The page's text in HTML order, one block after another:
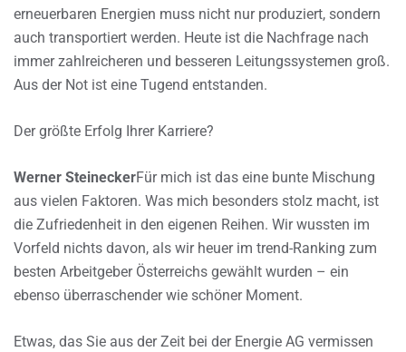
erneuerbaren Energien muss nicht nur produziert, sondern
auch transportiert werden. Heute ist die Nachfrage nach
immer zahlreicheren und besseren Leitungssystemen groß.
Aus der Not ist eine Tugend entstanden.
Der größte Erfolg Ihrer Karriere?
Werner SteineckerFür mich ist das eine bunte Mischung
aus vielen Faktoren. Was mich besonders stolz macht, ist
die Zufriedenheit in den eigenen Reihen. Wir wussten im
Vorfeld nichts davon, als wir heuer im trend-Ranking zum
besten Arbeitgeber Österreichs gewählt wurden – ein
ebenso überraschender wie schöner Moment.
Etwas, das Sie aus der Zeit bei der Energie AG vermissen